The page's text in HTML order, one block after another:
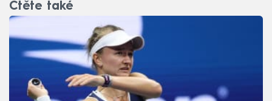
Čtěte také